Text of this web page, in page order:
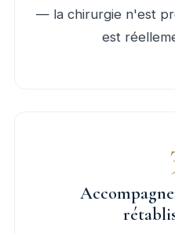
— la chirurgie n'est
est